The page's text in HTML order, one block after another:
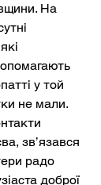
На
у той
не мали.
зв’язався
радо
доброї